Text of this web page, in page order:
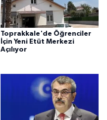
Toprakkale'de Öğrenciler
İçin Yeni Etüt Merkezi
Açılıyor